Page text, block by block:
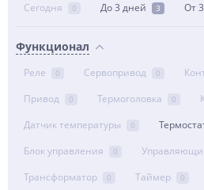
Сегодня 0 До 3 дней 3 От
Функционал
Реле 0 Сервопривод 0
Привод 0 Термоголовка 0
Датчик температуры 0
Блок управления 0
Трансформатор 0 Таймер 0